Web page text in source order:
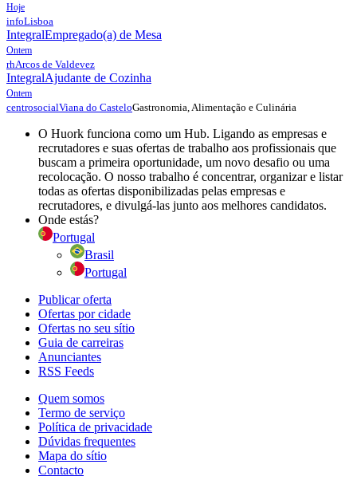
Hoje
infoLisboa
IntegralEmpregado(a) de Mesa
Ontem
rhArcos de Valdevez
IntegralAjudante de Cozinha
Ontem
centrosocialViana do CasteloGastronomia, Alimentação e Culinária
O Huork funciona como um Hub. Ligando as empresas e
recrutadores e suas ofertas de trabalho aos profissionais que
buscam a primeira oportunidade, um novo desafio ou uma
recolocação. O nosso trabalho é concentrar, organizar e listar
todas as ofertas disponibilizadas pelas empresas e
recrutadores, e divulgá-las junto aos melhores candidatos.
Onde estás?
Portugal
Brasil
Portugal
Publicar oferta
Ofertas por cidade
Ofertas no seu sítio
Guia de carreiras
Anunciantes
RSS Feeds
Quem somos
Termo de serviço
Política de privacidade
Dúvidas frequentes
Mapa do sítio
Contacto